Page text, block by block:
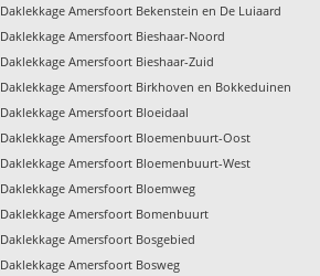
Daklekkage Amersfoort Bekenstein en De Luiaard
Daklekkage Amersfoort Bieshaar-Noord
Daklekkage Amersfoort Bieshaar-Zuid
Daklekkage Amersfoort Birkhoven en Bokkeduinen
Daklekkage Amersfoort Bloeidaal
Daklekkage Amersfoort Bloemenbuurt-Oost
Daklekkage Amersfoort Bloemenbuurt-West
Daklekkage Amersfoort Bloemweg
Daklekkage Amersfoort Bomenbuurt
Daklekkage Amersfoort Bosgebied
Daklekkage Amersfoort Bosweg